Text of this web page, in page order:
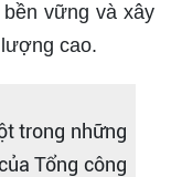
vững và xây
cao.
trong những
Tổng công